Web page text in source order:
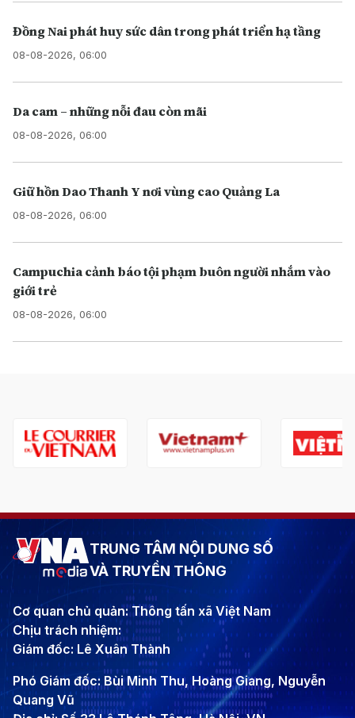
Đồng Nai phát huy sức dân trong phát triển hạ tầng
08-08-2026, 06:00
Da cam – những nỗi đau còn mãi
08-08-2026, 06:00
Giữ hồn Dao Thanh Y nơi vùng cao Quảng La
08-08-2026, 06:00
Campuchia cảnh báo tội phạm buôn người nhắm vào
giới trẻ
08-08-2026, 06:00
TRUNG TÂM NỘI DUNG SỐ
VÀ TRUYỀN THÔNG
Cơ quan chủ quản: Thông tấn xã Việt Nam
Chịu trách nhiệm:
Giám đốc: Lê Xuân Thành
Phó Giám đốc: Bùi Minh Thu, Hoàng Giang, Nguyễn
Quang Vũ